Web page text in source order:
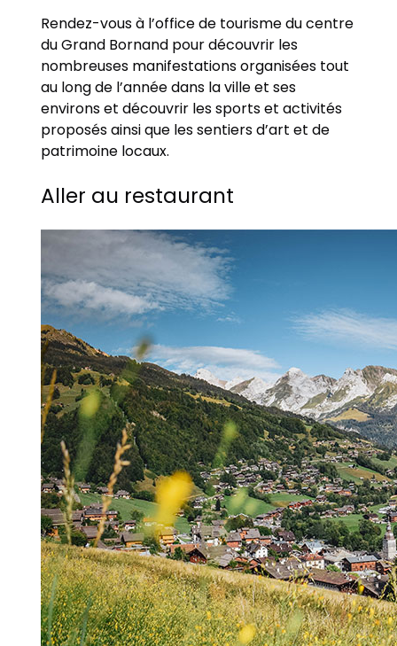
Rendez-vous à l’office de tourisme du centre
du Grand Bornand pour découvrir les
nombreuses manifestations organisées tout
au long de l’année dans la ville et ses
environs et découvrir les sports et activités
proposés ainsi que les sentiers d’art et de
patrimoine locaux.
Aller au restaurant